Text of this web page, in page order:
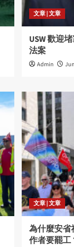
文章 | 文章
USW 歡迎
法案
Admin
文章 | 文章
為什麼安
作者要罷工